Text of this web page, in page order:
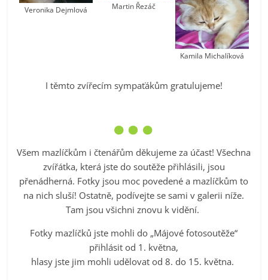
Veronika Dejmlová Martin Řezáč
Kamila Michalíková
I těmto zvířecím sympaťákům gratulujeme!
Všem mazlíčkům i čtenářům děkujeme za účast! Všechna
zvířátka, která jste do soutěže přihlásili, jsou
přenádherná. Fotky jsou moc povedené a mazlíčkům to
na nich sluší! Ostatně, podívejte se sami v galerii níže.
Tam jsou všichni znovu k vidění.
Fotky mazlíčků jste mohli do „Májové fotosoutěže“
přihlásit od 1. května,
hlasy jste jim mohli udělovat od 8. do 15. května.